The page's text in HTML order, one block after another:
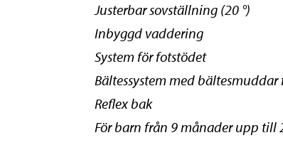
Justerbar sovställning (20 °)
Inbyggd vaddering
System för fotstödet
Bältessystem med
Reflex bak
För barn från 9 månader upp till